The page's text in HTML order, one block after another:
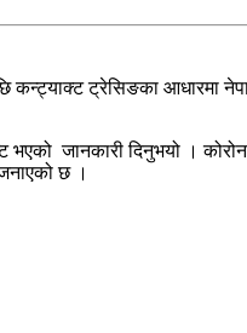
ट्रेसिङका आधारमा
भएको जानकारी दिनुभयो ।
छ ।